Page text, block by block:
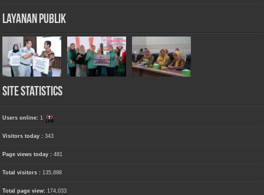
Layanan Publik
Site Statistics
Users online:1
Visitors today :343
Page views today :481
Total visitors :135,898
Total page view:174,033